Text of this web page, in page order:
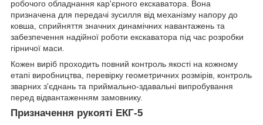
робочого обладнання кар'єрного екскаватора. Вона
призначена для передачі зусилля від механізму напору до
ковша, сприйняття значних динамічних навантажень та
забезпечення надійної роботи екскаватора під час розробки
гірничої маси.
Кожен виріб проходить повний контроль якості на кожному
етапі виробництва, перевірку геометричних розмірів, контроль
зварних з'єднань та приймально-здавальні випробування
перед відвантаженням замовнику.
Призначення рукояті ЕКГ-5